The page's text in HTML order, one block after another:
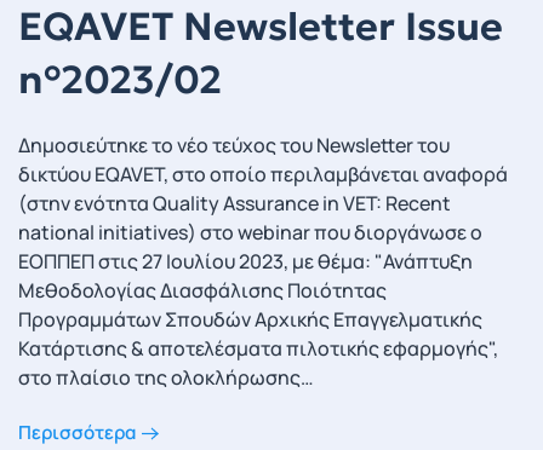
EQAVET Newsletter Issue
n°2023/02
Δημοσιεύτηκε το νέο τεύχος του Newsletter του
δικτύου EQAVET, στο οποίο περιλαμβάνεται αναφορά
(στην ενότητα Quality Assurance in VET: Recent
national initiatives) στο webinar που διοργάνωσε ο
ΕΟΠΠΕΠ στις 27 Ιουλίου 2023, με θέμα: "Ανάπτυξη
Μεθοδολογίας Διασφάλισης Ποιότητας
Προγραμμάτων Σπουδών Αρχικής Επαγγελματικής
Κατάρτισης & αποτελέσματα πιλοτικής εφαρμογής",
στο πλαίσιο της ολοκλήρωσης…
Περισσότερα